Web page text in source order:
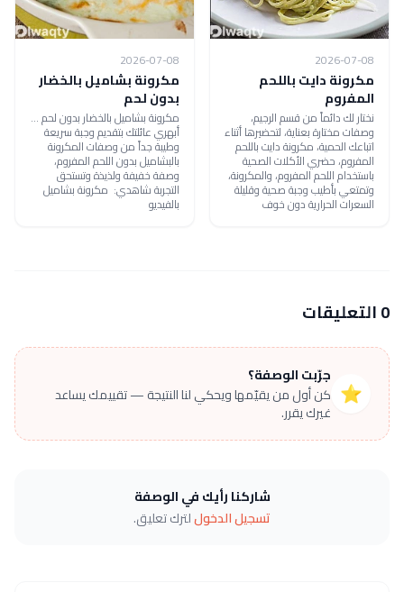
2026-07-08
مكرونة دايت باللحم
المفروم
نختار لك دائماً من قسم الرجيم،
وصفات مختارة بعناية، لتحضيرها أثناء
اتباعك الحمية، مكرونة دايت باللحم
المفروم، حضري الأكلات الصحية
باستخدام اللحم المفروم، والمكرونة،
وتمتعي بأطيب وجبة صحية وقليلة
السعرات الحرارية دون خوف
2026-07-08
مكرونة بشاميل بالخضار
بدون لحم
مكرونة بشاميل بالخضار بدون لحم ...
أبهري عائلتك بتقديم وجبة سريعة
وطيبة جداً من وصفات المكرونة
بالبشاميل بدون اللحم المفروم،
وصفة خفيفة ولذيذة وتستحق
التجربة شاهدي: مكرونة بشاميل
بالفيديو
0 التعليقات
⭐
جرّبت الوصفة؟
كن أول من يقيّمها ويحكي لنا النتيجة — تقييمك يساعد
غيرك يقرر.
شاركنا رأيك في الوصفة
تسجيل الدخوللترك تعليق.